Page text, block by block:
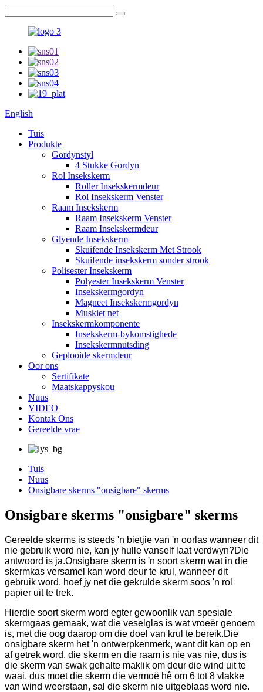
English
Tuis
Produkte
Gordynstyl
4 Stukke Gordyn
Rol Insekskerm
Roller Insekskermdeur
Rol Insekskerm Venster
Raam Insekskerm
Raam Insekskerm Venster
Raam Insekskermdeur
Glyende Insekskerm
Skuifende Insekskerm Met Strook
Skuifende insekskerm sonder strook
Polisester Insekskerm
Polyester Insekskerm Venster
Insekskermgordyn
Magneet Insekskermgordyn
Muskiet net
Insekskermkomponente
Insekskerm-bykomstighede
Insekskermnutsding
Geplooide skermdeur
Oor ons
Sertifikate
Maatskappyskou
Nuus
VIDEO
Kontak Ons
Gereelde vrae
Tuis
Nuus
Onsigbare skerms "onsigbare" skerms
Onsigbare skerms "onsigbare" skerms
Gereelde skerms is steeds 'n bietjie van 'n oorlas wanneer dit
nie gebruik word nie, kan jy hulle vanself laat verdwyn?Die
antwoord is ja.Onsigbare skerm is 'n soort skerm wat in die
skermkas versamel kan word deur te krul, wanneer dit
gebruik word, hoef jy net die gekrulde skerm soos 'n rol
papier uit te trek.
Hierdie soort skerm word egter gewoonlik van spesiale
skermgaas gemaak, wat die veselglas is wat vroeër genoem
is, met die oog daarop om die doel van krul te bereik.Die
onsigbare skerm het 'n ontwerpkenmerk, want dit kan op en
af ​​getrek word, die skerm en die raam is nie vas nie, dus is
die skerm van swak gehalte maklik om deur die wind uit te
waai, dus moet die skerm die vermoë hê om 6 tot 8 vlakke
van wind weerstaan, sal die skerm nie uitgeblaas word nie.